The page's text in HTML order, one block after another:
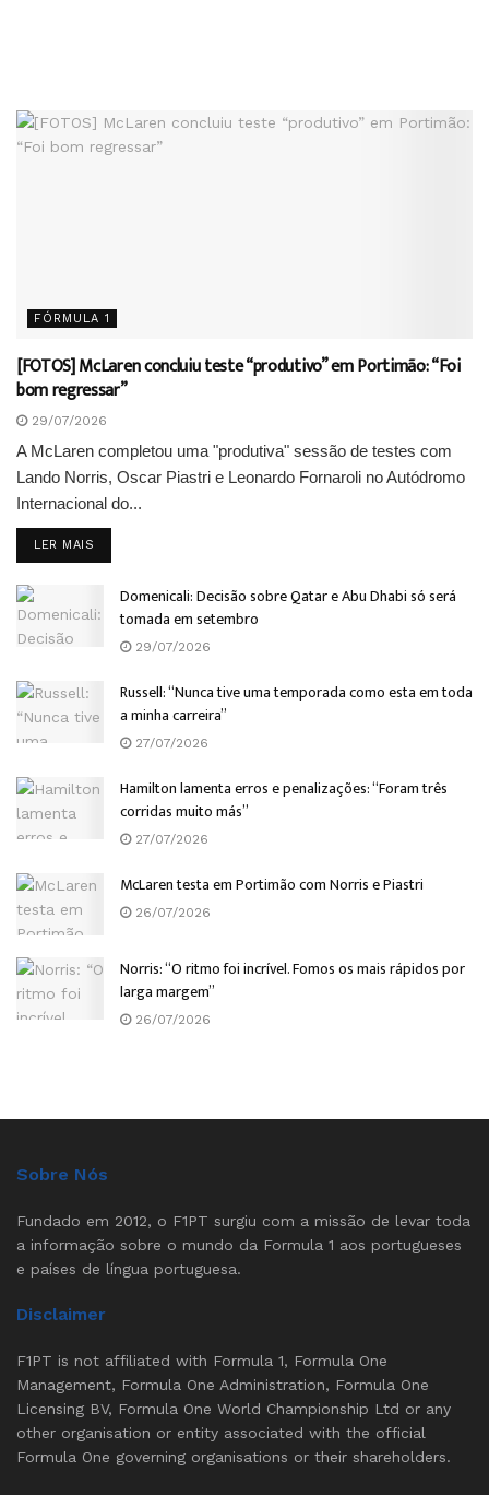
FÓRMULA 1
[FOTOS] McLaren concluiu teste “produtivo” em Portimão: “Foi
bom regressar”
29/07/2026
A McLaren completou uma "produtiva" sessão de testes com
Lando Norris, Oscar Piastri e Leonardo Fornaroli no Autódromo
Internacional do...
LER MAIS
Domenicali: Decisão sobre Qatar e Abu Dhabi só será
tomada em setembro
29/07/2026
Russell: “Nunca tive uma temporada como esta em toda
a minha carreira”
27/07/2026
Hamilton lamenta erros e penalizações: “Foram três
corridas muito más”
27/07/2026
McLaren testa em Portimão com Norris e Piastri
26/07/2026
Norris: “O ritmo foi incrível. Fomos os mais rápidos por
larga margem”
26/07/2026
Sobre Nós
Fundado em 2012, o F1PT surgiu com a missão de levar toda
a informação sobre o mundo da Formula 1 aos portugueses
e países de língua portuguesa.
Disclaimer
F1PT is not affiliated with Formula 1, Formula One
Management, Formula One Administration, Formula One
Licensing BV, Formula One World Championship Ltd or any
other organisation or entity associated with the official
Formula One governing organisations or their shareholders.